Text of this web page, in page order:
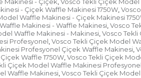
Makinesi - Çiçek, Vosco Tekli Çiçek
- Çiçek Waffle Makinesi 1750W,
Waffle Makinesi - Çiçek Makinesi
Makinesi - Waffle Makinesi, Vosco
Waffle Makinesi - Makinesi, Vosco Tekli
Profesyonel, Vosco Tekli Çiçek Model
Profesyonel Çiçek Waffle Makinesi,
Waffle 1750W, Vosco Tekli Çiçek
Çiçek Model Waffle Makinesi
Waffle Makinesi, Vosco Tekli Çiçek